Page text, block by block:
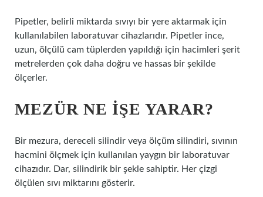
Pipetler, belirli miktarda sıvıyı bir yere aktarmak için
kullanılabilen laboratuvar cihazlarıdır. Pipetler ince,
uzun, ölçülü cam tüplerden yapıldığı için hacimleri şerit
metrelerden çok daha doğru ve hassas bir şekilde
ölçerler.
MEZÜR NE IŞE YARAR?
Bir mezura, dereceli silindir veya ölçüm silindiri, sıvının
hacmini ölçmek için kullanılan yaygın bir laboratuvar
cihazıdır. Dar, silindirik bir şekle sahiptir. Her çizgi
ölçülen sıvı miktarını gösterir.